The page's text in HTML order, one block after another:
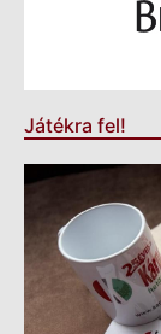
Játékra fel!